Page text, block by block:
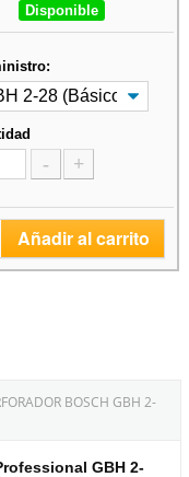
Disponible
- +
Añadir al carrito
BOSCH GBH 2-
GBH 2-